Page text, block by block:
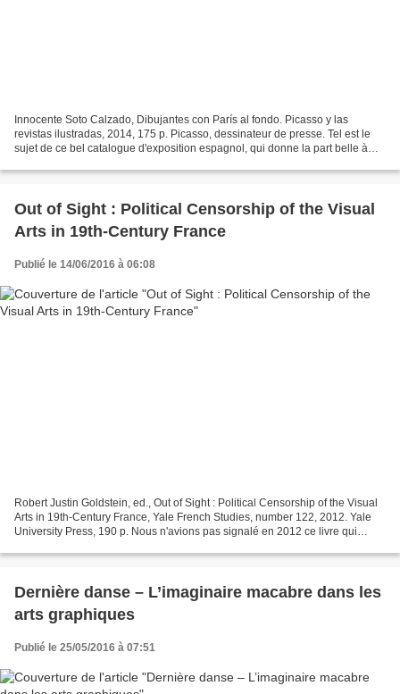
Innocente Soto Calzado, Dibujantes con París al fondo. Picasso y las
revistas ilustradas, 2014, 175 p. Picasso, dessinateur de presse. Tel est le
sujet de ce bel catalogue d'exposition espagnol, qui donne la part belle à
Out of Sight : Political Censorship of the Visual
Arts in 19th-Century France
Publié le 14/06/2016 à 06:08
Robert Justin Goldstein, ed., Out of Sight : Political Censorship of the Visual
Arts in 19th-Century France, Yale French Studies, number 122, 2012. Yale
University Press, 190 p. Nous n'avions pas signalé en 2012 ce livre qui
Dernière danse – L’imaginaire macabre dans les
arts graphiques
Publié le 25/05/2016 à 07:51